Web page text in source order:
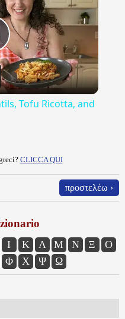
Tofu Ricotta, and
CLICCA QUI
προστελέω ›
Ι Κ Λ Μ Ν Ξ
Ο
Φ Χ Ψ Ω